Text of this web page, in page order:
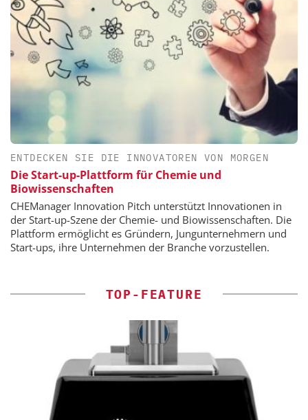
ENTDECKEN SIE DIE INNOVATOREN VON MORGEN
Die Start-up-Plattform für Chemie und
Biowissenschaften
CHEManager Innovation Pitch unterstützt Innovationen in
der Start-up-Szene der Chemie- und Biowissenschaften. Die
Plattform ermöglicht es Gründern, Jungunternehmern und
Start-ups, ihre Unternehmen der Branche vorzustellen.
TOP-FEATURE